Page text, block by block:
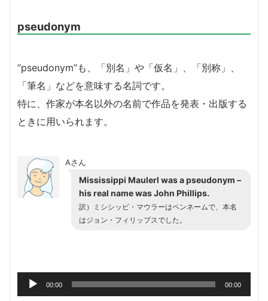
レ
ー
ー
pseudonym
”pseudonym”も、「別名」や「仮名」、「別称」、
「筆名」などを意味する名詞です。
特に、作家が本名以外の名前で作品を発表・出版する
ときに用いられます。
Aさん
Mississippi Maulerl was a pseudonym –
his real name was John Phillips.
訳）ミシシッピ・マウラーはペンネームで、本名
はジョン・フィリップスでした。
声
00:00 00:00